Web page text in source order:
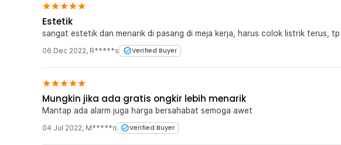
Estetik
sangat estetik dan menarik di pasang di meja kerja, harus colok listrik terus,
06 Dec 2022, R*****s Verified Buyer
Mungkin jika ada gratis ongkir lebih menarik
Mantap ada alarm juga harga bersahabat semoga awet
04 Jul 2022, M*****n Verified Buyer